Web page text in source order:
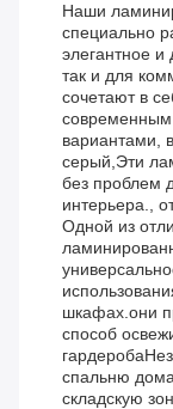
Наши
специально
элегантное
так и для
сочетают в
вариантами,
серый,Эти
без проблем
интерьера.,
Одной из
шкафах.они
способ
спальню
складскую